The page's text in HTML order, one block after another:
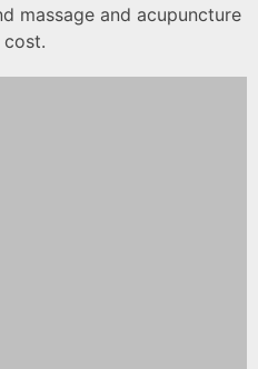
massage and acupuncture